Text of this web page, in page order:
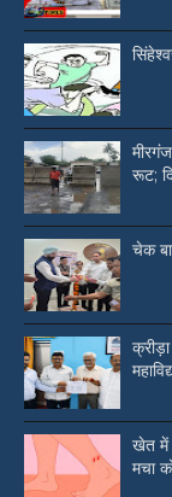
रूट;
चेक
खेत में
मचा